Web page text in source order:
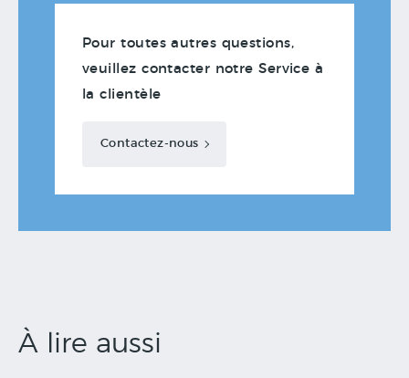
Pour toutes autres questions,
veuillez contacter notre Service à
la clientèle
Contactez-nous
À lire aussi